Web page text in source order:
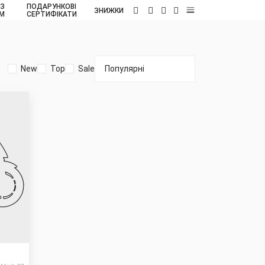
ПОДАРУНКОВІ
СЕРТИФІКАТИ
ЗНИЖКИ
UA
New Top Sale